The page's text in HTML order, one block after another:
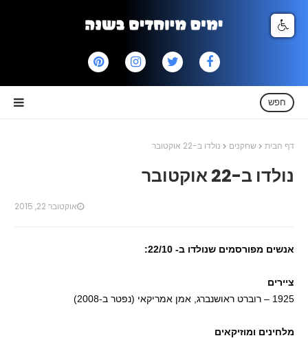
חפש
דף הבית שחקנים נולדו ב-22 אוקטובר
נולדו ב-22 אוקטובר
אוקטובר 22, 2015
אנשים מפורסמים שנולדו ב- 22/10:
ציירים
1925 – רוברט ראושנברג, אמן אמריקאי (נפטר ב-2008)
מלחינים ומוזיקאים